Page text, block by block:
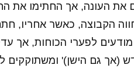
את העונה, אך החתימו את
הקבוצה, כאשר אחריו,
לפערי הכוחות, אך
(אך גם הישן)' ומשתוקקים